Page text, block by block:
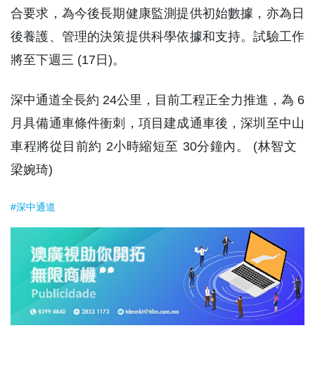
合要求，為今後長期健康監測提供初始數據，亦為日
後養護、管理的決策提供科學依據和支持。試驗工作
將至下週三 (17日)。
深中通道全長約 24公里，目前工程正全力推進，為 6
月具備通車條件衝刺，項目建成通車後，深圳至中山
車程將從目前約 2小時縮短至 30分鐘內。 (林智文
梁婉琦)
#深中通道